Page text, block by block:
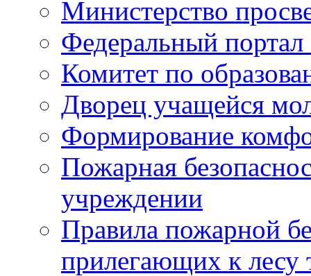
Министерство
Федеральный портал
Комитет по
Дворец учащейся
Формирование
Пожарная
учреждении
Правила пожарной
прилегающих к лесу